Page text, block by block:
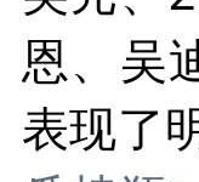
恩、吴
表现了